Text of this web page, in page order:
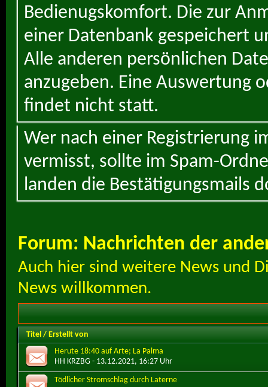
Bedienugskomfort. Die zur
einer Datenbank gespeichert
Alle anderen persönlichen
anzugeben. Eine Auswertung
findet nicht statt.
Wer nach einer Registrierung
vermisst, sollte im Spam-
landen die Bestätigungsmails
Forum: Nachrichten der
Auch hier sind weitere News und
News willkommen.
Titel / Erstellt von
Herute 18:40 auf Arte; La Palma
HH KRZBG - 13.12.2021, 16:27 Uhr
Tödlicher Stromschlag durch Laterne